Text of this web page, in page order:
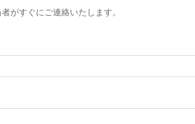
がすぐにご連絡いたします。